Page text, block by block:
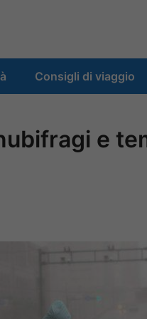
Consigli di viaggio
e